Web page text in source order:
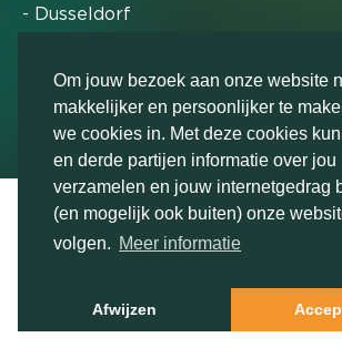
Om jouw bezoek aan onze website
makkelijker en persoonlijker te
we cookies in. Met deze cookies
en derde partijen informatie over jou
verzamelen en jouw internetgedrag
(en mogelijk ook buiten) onze
volgen. Meer informatie
Afwijzen
- Dusseldorf
Markteffect is door het
uitgeroepen tot FD Gazelle in
2018, 2019, 2020, 2021, 2022, 2023,
© Markteffect, onderdeel van The Relevance